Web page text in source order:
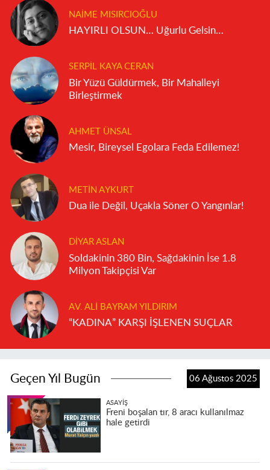
NAIME MISIRCIOĞLU
HAYIRLI OLSUN… Uğurlu Gelsin…
SERPIL KAYA CERAN
Bir Yüzü Güldürmek, Bir Mahalleyi
Birleştirmek
AHMET ÜNSAL
Mesir, Bireysel Egolara Feda Edilemez!
METIN AYKURT
Dua ile Değil, Uçakla Söner O Yangınlar!
DIYAR ASLAN
Soldakinin 380 Bin, Sağdakinin İse 1.8
Milyon Takipçisi Var
AV. ALI BAYRAM YILDIRIM
“KADINA” KARŞI İŞLENEN SUÇLAR
Geçen Yıl Bugün 06 Ağustos 2025
ASAYIŞ
Freni boşalan tır, 8 aracı kullanılmaz
hale getirdi